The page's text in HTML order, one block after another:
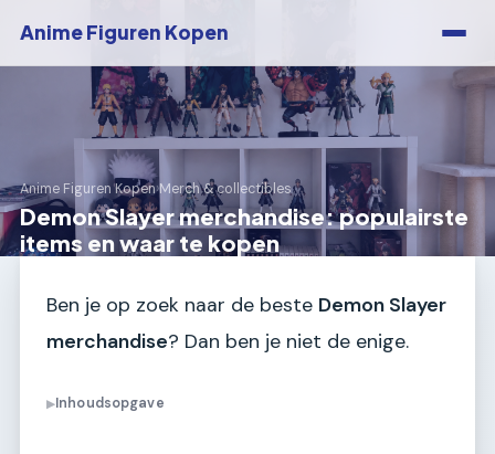
Anime Figuren Kopen
Anime Figuren Kopen›Merch & collectibles
Demon Slayer merchandise: populairste
items en waar te kopen
Ben je op zoek naar de beste Demon Slayer
merchandise? Dan ben je niet de enige.
▶Inhoudsopgave